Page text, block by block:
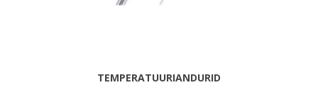
TEMPERATUURIANDURID